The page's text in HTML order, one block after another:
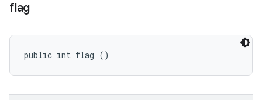
flag
public int flag ()